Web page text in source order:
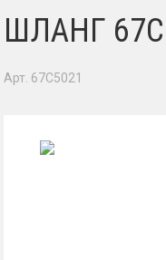
ШЛАНГ
Арт. 67C5021